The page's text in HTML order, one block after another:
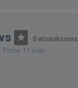
· 0 atsauksmes
Pirms 11 mēn.